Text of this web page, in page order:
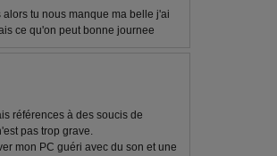
tu nous manque ma belle j'ai
ce qu'on peut bonne journee
références à des soucis de
pas trop grave.
mon PC guéri avec du son et une